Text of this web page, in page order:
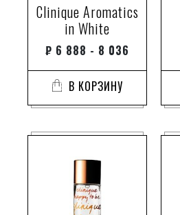
Clinique Aromatics
in White
₽ 6 888 - 8 036
В КОРЗИНУ